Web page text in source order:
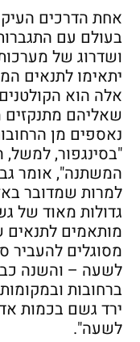
אחת הדרכים
בעולם עם
ושדרוג של
יתאימו לתנאים
אלה הוא
שאליהם
נאספים מן
"בסינגפור, למשל,
המשתנה", אומר
למרות שמדובר
גדולות מאוד של
לשעה – והשנה
ברחובות
לשעה".